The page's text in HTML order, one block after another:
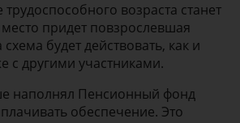
возраста станет
придет повзрослевшая
будет действовать, как и
с другими участниками.
наполнял Пенсионный фонд
обеспечение. Это